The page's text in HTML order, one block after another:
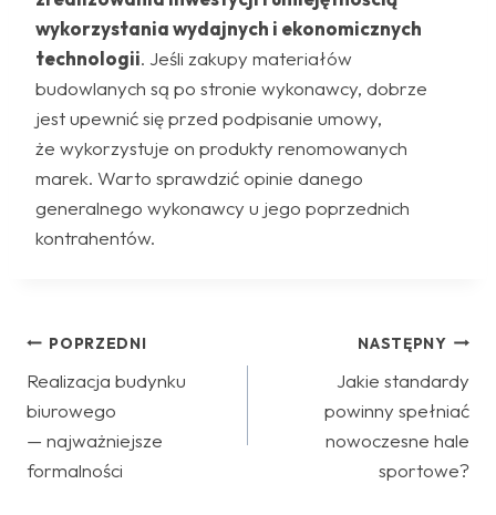
wykorzystania wydajnych i ekonomicznych
technologii. Jeśli zakupy materiałów
budowlanych są po stronie wykonawcy, dobrze
jest upewnić się przed podpisanie umowy,
że wykorzystuje on produkty renomowanych
marek. Warto sprawdzić opinie danego
generalnego wykonawcy u jego poprzednich
kontrahentów.
Nawigacja
wpisu
POPRZEDNI
Realizacja budynku
biurowego
— najważniejsze
formalności
NASTĘPNY
Jakie standardy
powinny spełniać
nowoczesne hale
sportowe?